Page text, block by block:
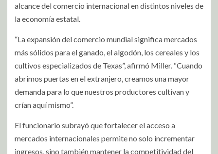
alcance del comercio internacional en distintos niveles de
la economía estatal.
“La expansión del comercio mundial significa mercados
más sólidos para el ganado, el algodón, los cereales y los
cultivos especializados de Texas”, afirmó Miller. “Cuando
abrimos puertas en el extranjero, creamos una mayor
demanda para lo que nuestros productores cultivan y
crían aquí mismo”.
El funcionario subrayó que fortalecer el acceso a
mercados internacionales permite no solo incrementar
ingresos, sino también mantener la competitividad del